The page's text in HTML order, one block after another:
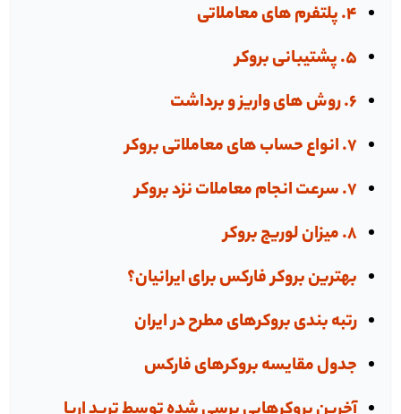
4. پلتفرم های معاملاتی
5. پشتیبانی بروکر
6. روش های واریز و برداشت
7. انواع حساب های معاملاتی بروکر
7. سرعت انجام معاملات نزد بروکر
8. میزان لوریج بروکر
بهترین بروکر فارکس برای ایرانیان؟
رتبه بندی بروکرهای مطرح در ایران
جدول مقایسه بروکر‌های فارکس